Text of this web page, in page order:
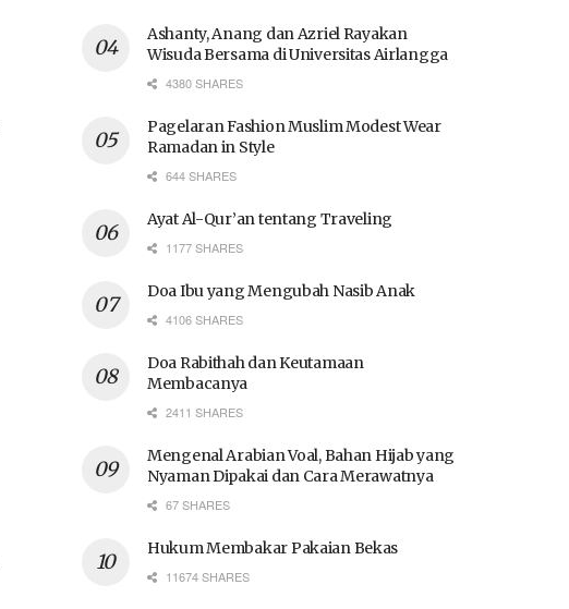
Ashanty, Anang dan Azriel Rayakan
Wisuda Bersama di Universitas Airlangga
4380 SHARES
Pagelaran Fashion Muslim Modest Wear
Ramadan in Style
644 SHARES
Ayat Al-Qur’an tentang Traveling
1177 SHARES
Doa Ibu yang Mengubah Nasib Anak
4106 SHARES
Doa Rabithah dan Keutamaan
Membacanya
2411 SHARES
Mengenal Arabian Voal, Bahan Hijab yang
Nyaman Dipakai dan Cara Merawatnya
67 SHARES
Hukum Membakar Pakaian Bekas
11674 SHARES